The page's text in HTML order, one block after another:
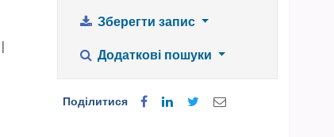
|
Зберегти запис
Додаткові пошуки
Поділитися